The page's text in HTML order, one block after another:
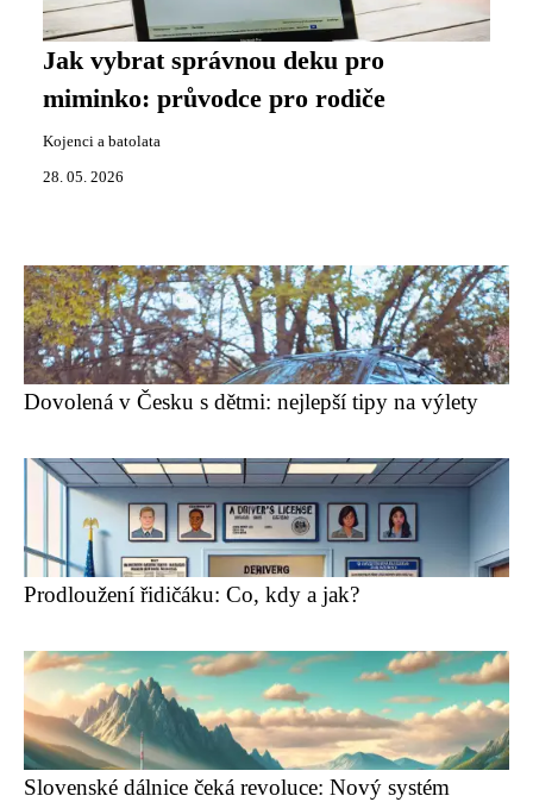
Jak vybrat správnou deku pro
miminko: průvodce pro rodiče
Kojenci a batolata
28. 05. 2026
Dovolená v Česku s dětmi: nejlepší tipy na výlety
Prodloužení řidičáku: Co, kdy a jak?
Slovenské dálnice čeká revoluce: Nový systém